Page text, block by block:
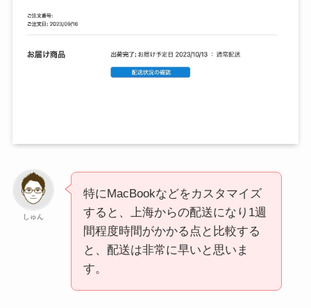
しゅん
特にMacBookなどをカスタマイズ
すると、上海からの配送になり1週
間程度時間がかかる点と比較する
と、配送は非常に早いと思いま
す。